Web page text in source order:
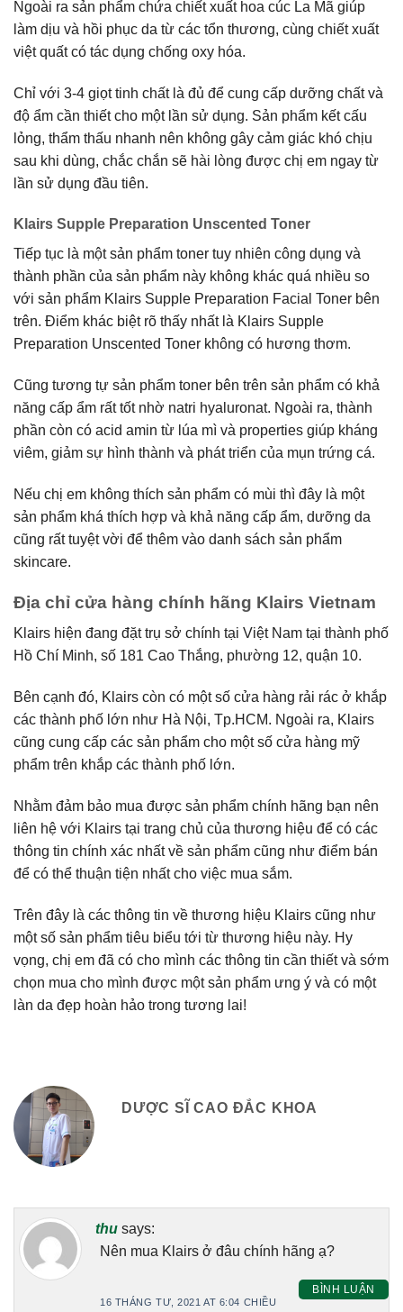
Ngoài ra sản phẩm chứa chiết xuất hoa cúc La Mã giúp
làm dịu và hồi phục da từ các tổn thương, cùng chiết xuất
việt quất có tác dụng chống oxy hóa.
Chỉ với 3-4 giọt tinh chất là đủ để cung cấp dưỡng chất và
độ ẩm cần thiết cho một lần sử dụng. Sản phẩm kết cấu
lỏng, thẩm thấu nhanh nên không gây cảm giác khó chịu
sau khi dùng, chắc chắn sẽ hài lòng được chị em ngay từ
lần sử dụng đầu tiên.
Klairs Supple Preparation Unscented Toner
Tiếp tục là một sản phẩm toner tuy nhiên công dụng và
thành phần của sản phẩm này không khác quá nhiều so
với sản phẩm Klairs Supple Preparation Facial Toner bên
trên. Điểm khác biệt rõ thấy nhất là Klairs Supple
Preparation Unscented Toner không có hương thơm.
Cũng tương tự sản phẩm toner bên trên sản phẩm có khả
năng cấp ẩm rất tốt nhờ natri hyaluronat. Ngoài ra, thành
phần còn có acid amin từ lúa mì và properties giúp kháng
viêm, giảm sự hình thành và phát triển của mụn trứng cá.
Nếu chị em không thích sản phẩm có mùi thì đây là một
sản phẩm khá thích hợp và khả năng cấp ẩm, dưỡng da
cũng rất tuyệt vời để thêm vào danh sách sản phẩm
skincare.
Địa chỉ cửa hàng chính hãng Klairs Vietnam
Klairs hiện đang đặt trụ sở chính tại Việt Nam tại thành phố
Hồ Chí Minh, số 181 Cao Thắng, phường 12, quận 10.
Bên cạnh đó, Klairs còn có một số cửa hàng rải rác ở khắp
các thành phố lớn như Hà Nội, Tp.HCM. Ngoài ra, Klairs
cũng cung cấp các sản phẩm cho một số cửa hàng mỹ
phẩm trên khắp các thành phố lớn.
Nhằm đảm bảo mua được sản phẩm chính hãng bạn nên
liên hệ với Klairs tại trang chủ của thương hiệu để có các
thông tin chính xác nhất về sản phẩm cũng như điểm bán
để có thể thuận tiện nhất cho việc mua sắm.
Trên đây là các thông tin về thương hiệu Klairs cũng như
một số sản phẩm tiêu biểu tới từ thương hiệu này. Hy
vọng, chị em đã có cho mình các thông tin cần thiết và sớm
chọn mua cho mình được một sản phẩm ưng ý và có một
làn da đẹp hoàn hảo trong tương lai!
DƯỢC SĨ CAO ĐẮC KHOA
thu says:
Nên mua Klairs ở đâu chính hãng ạ?
16 THÁNG TƯ, 2021 AT 6:04 CHIỀU
BÌNH LUẬN